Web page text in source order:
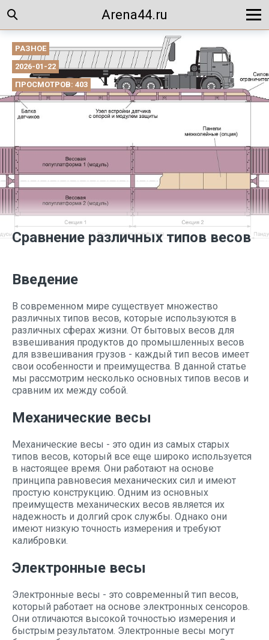
Arena44.ru
РАЗНОЕ
2026-01-22
ПРОСМОТРОВ: 403
Сравнение различных типов весов
Введение
В современном мире существует множество
различных типов весов, которые используются в
различных сферах жизни. От бытовых весов для
взвешивания продуктов до промышленных весов
для взвешивания грузов - каждый тип весов имеет
свои особенности и преимущества. В данной статье
мы рассмотрим несколько основных типов весов и
сравним их между собой.
Механические весы
Механические весы - это один из самых старых
типов весов, который все еще широко используется
в настоящее время. Они работают на основе
принципа равновесия механических сил и имеют
простую конструкцию. Одним из основных
преимуществ механических весов является их
надежность и долгий срок службы. Однако они
имеют низкую точность измерения и требуют
калибровки.
Электронные весы
Электронные весы - это современный тип весов,
который работает на основе электронных сенсоров.
Они отличаются высокой точностью измерения и
быстрым результатом. Электронные весы могут